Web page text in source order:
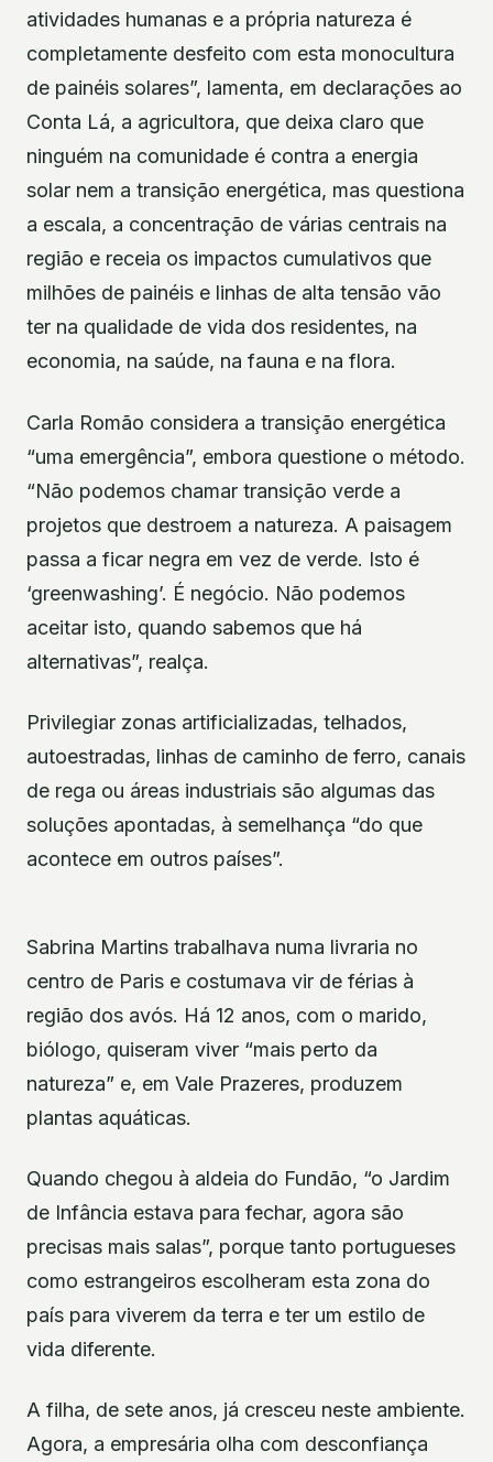
atividades humanas e a própria natureza é
completamente desfeito com esta monocultura
de painéis solares”, lamenta, em declarações ao
Conta Lá, a agricultora, que deixa claro que
ninguém na comunidade é contra a energia
solar nem a transição energética, mas questiona
a escala, a concentração de várias centrais na
região e receia os impactos cumulativos que
milhões de painéis e linhas de alta tensão vão
ter na qualidade de vida dos residentes, na
economia, na saúde, na fauna e na flora.
Carla Romão considera a transição energética
“uma emergência”, embora questione o método.
“Não podemos chamar transição verde a
projetos que destroem a natureza. A paisagem
passa a ficar negra em vez de verde. Isto é
‘greenwashing’. É negócio. Não podemos
aceitar isto, quando sabemos que há
alternativas”, realça.
Privilegiar zonas artificializadas, telhados,
autoestradas, linhas de caminho de ferro, canais
de rega ou áreas industriais são algumas das
soluções apontadas, à semelhança “do que
acontece em outros países”.
Sabrina Martins trabalhava numa livraria no
centro de Paris e costumava vir de férias à
região dos avós. Há 12 anos, com o marido,
biólogo, quiseram viver “mais perto da
natureza” e, em Vale Prazeres, produzem
plantas aquáticas.
Quando chegou à aldeia do Fundão, “o Jardim
de Infância estava para fechar, agora são
precisas mais salas”, porque tanto portugueses
como estrangeiros escolheram esta zona do
país para viverem da terra e ter um estilo de
vida diferente.
A filha, de sete anos, já cresceu neste ambiente.
Agora, a empresária olha com desconfiança